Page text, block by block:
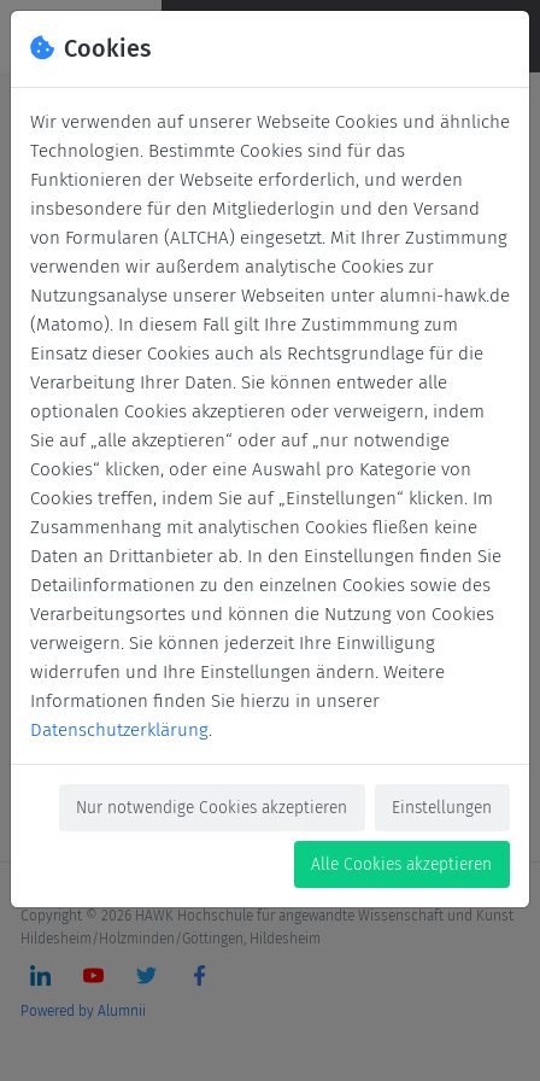
Archivierte News
Zurück
Alle Karriere
Keine News gefunden
Cookies
Wir verwenden auf unserer Webseite Cookies und ähnliche
Technologien. Bestimmte Cookies sind für das
Funktionieren der Webseite erforderlich, und werden
insbesondere für den Mitgliederlogin und den Versand
von Formularen (ALTCHA) eingesetzt. Mit Ihrer Zustimmung
verwenden wir außerdem analytische Cookies zur
Nutzungsanalyse unserer Webseiten unter alumni-hawk.de
(Matomo). In diesem Fall gilt Ihre Zustimmmung zum
Einsatz dieser Cookies auch als Rechtsgrundlage für die
Verarbeitung Ihrer Daten. Sie können entweder alle
optionalen Cookies akzeptieren oder verweigern, indem
Sie auf „alle akzeptieren“ oder auf „nur notwendige
Cookies“ klicken, oder eine Auswahl pro Kategorie von
Cookies treffen, indem Sie auf „Einstellungen“ klicken. Im
Zusammenhang mit analytischen Cookies fließen keine
Daten an Drittanbieter ab. In den Einstellungen finden Sie
Detailinformationen zu den einzelnen Cookies sowie des
Verarbeitungsortes und können die Nutzung von Cookies
verweigern. Sie können jederzeit Ihre Einwilligung
widerrufen und Ihre Einstellungen ändern. Weitere
Informationen finden Sie hierzu in unserer
Datenschutzerklärung.
Nur notwendige Cookies akzeptieren Einstellungen
Alle Cookies akzeptieren
Erklärung zur Barrierefreiheit Cookies
Copyright © 2026 HAWK Hochschule für angewandte Wissenschaft und Kunst
Hildesheim/Holzminden/Göttingen, Hildesheim
Powered by Alumnii